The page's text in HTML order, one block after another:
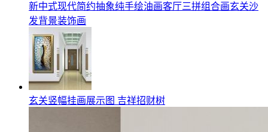
新中式现代简约抽象纯手绘油画客厅三拼组合画玄关沙
发背景装饰画
玄关竖幅挂画展示图 吉祥招财树